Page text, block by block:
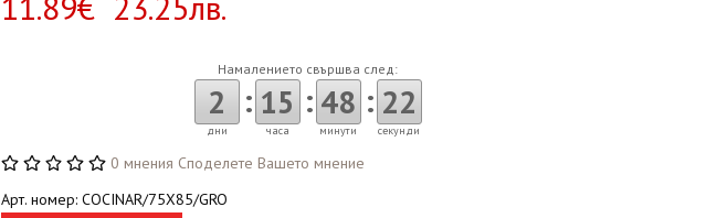
Намалението свършва след:
2
дни
: 15
часа
: 48
минути
: 21
секунди
0 мнения Споделете Вашето мнение
Арт. номер: COCINAR/75X85/GRO